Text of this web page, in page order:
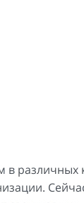
в различных